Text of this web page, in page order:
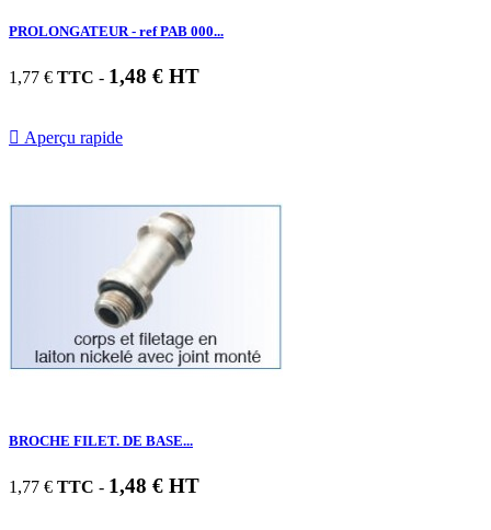
PROLONGATEUR - ref PAB 000...
1,77 € TTC - 1,48 € HT
 Aperçu rapide
BROCHE FILET. DE BASE...
1,77 € TTC - 1,48 € HT